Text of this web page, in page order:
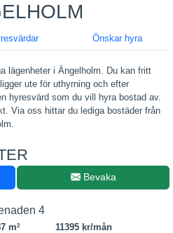
Önskar hyra
lägenheter i Ängelholm. Du kan fritt
ute för uthyrning och efter
hyresvärd som du vill hyra bostad av.
Via oss hittar du lediga bostäder från
Bevaka
4
m2
11395 kr/mån